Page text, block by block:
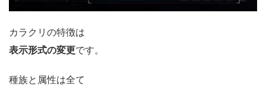
カラクリの特徴は
表示形式の変更です。
種族と属性は全て